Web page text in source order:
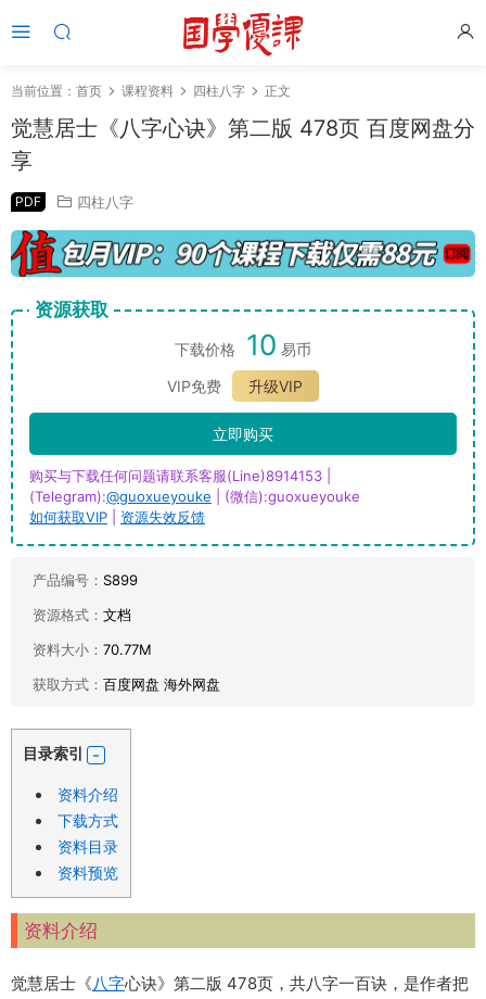
当前位置： 首页 课程资料 四柱八字 正文
觉慧居士《八字心诀》第二版 478页 百度网盘分
享
PDF 四柱八字
资源获取
下载价格 10 易币
VIP免费
升级VIP
立即购买
购买与下载任何问题请联系客服(Line)8914153 |
(Telegram):@guoxueyouke | (微信):guoxueyouke
如何获取VIP
资源失效反馈
产品编号： S899
资源格式： 文档
资料大小： 70.77M
获取方式： 百度网盘 海外网盘
目录索引
资料介绍
下载方式
资料目录
资料预览
资料介绍
觉慧居士《八字心诀》第二版 478页，共八字一百诀，是作者把